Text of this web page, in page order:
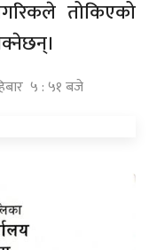
तोकिएको
५ : ५१ बजे